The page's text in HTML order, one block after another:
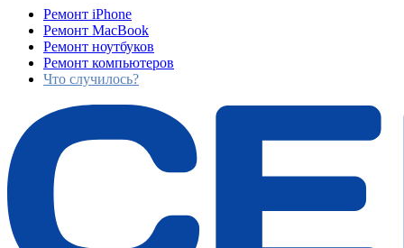
Ремонт iPhone
Ремонт MacBook
Ремонт ноутбуков
Ремонт компьютеров
Что случилось?